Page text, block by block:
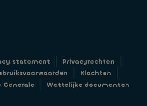
statement
Privacyrechten
Klachten
Generale Wettelijke documenten